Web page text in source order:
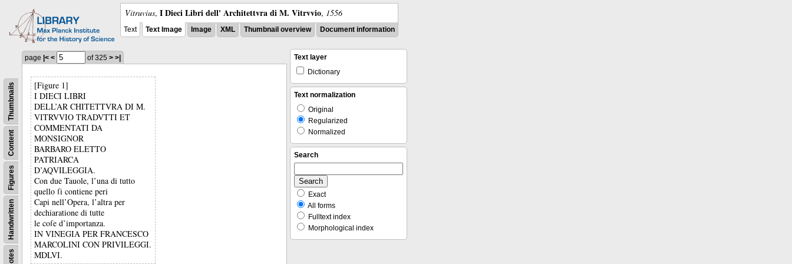
Vitruvius, I Dieci Libri dell' Architettvra di M. Vitrvvio, 1556
Text Text Image Image XML Thumbnail overview Document information
Notes
Handwritten
Figures
Content
Thumbnails
page |< < of 325 > >|
[Figure 1]
I DIECI LIBRI
DELL’AR CHITETTVRA DI M.
VITRVVIO TRADVTTI ET
COMMENTATI DA
MONSIGNOR
BARBARO ELETTO
PATRIARCA
D’AQVILEGGIA.
Con due Tauole, l’una di tutto
quello ſi contiene peri
Capi nell’Opera, l’altra per
dechiaratione di tutte
le coſe d’importanza.
IN VINEGIA PER FRANCESCO
MARCOLINI CON PRIVILEGGI.
MDLVI.
Text layer
Dictionary
Text normalization
Original
Regularized
Normalized
Search
Exact
All forms
Fulltext index
Morphological index